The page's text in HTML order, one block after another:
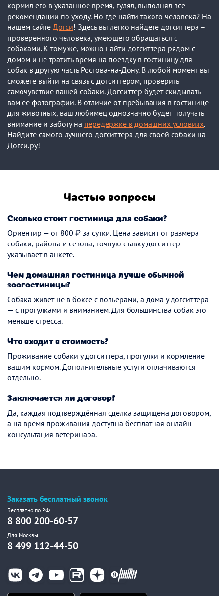
кормил его в указанное время, гулял, выполнял все
рекомендации по уходу. Но где найти такого человека? На
нашем сайте Догси! Здесь вы легко найдете догситтера –
проверенного человека, умеющего обращаться с
собаками. К тому же, можно найти догситтера рядом с
домом и не тратить время на поездку в гостиницу для
собак в другую часть Ростова-на-Дону. В любой момент вы
сможете выйти на связь с догситтером, проверить
самочувствие вашей собаки. Догситтер будет скидывать
вам ее фотографии. В отличие от пребывания в гостинице
для животных, ваш любимец однозначно будет получать
внимание и заботу на передержке в домашних условиях.
Найдите самого лучшего догситтера для своей собаки на
Догси.ру!
Частые вопросы
Сколько стоит гостиница для собаки?
Ориентир — от 800 ₽ за сутки. Цена зависит от размера
собаки, района и сезона; точную ставку догситтер
указывает в анкете.
Чем домашняя гостиница лучше обычной
зоогостиницы?
Собака живёт не в боксе с вольерами, а дома у догситтера
— с прогулками и вниманием. Для большинства собак это
меньше стресса.
Что входит в стоимость?
Проживание собаки у догситтера, прогулки и кормление
вашим кормом. Дополнительные услуги оплачиваются
отдельно.
Заключается ли договор?
Да, каждая подтверждённая сделка защищена договором,
а на время проживания доступна бесплатная онлайн-
консультация ветеринара.
Заказать бесплатный звонок
Бесплатно по РФ
8 800 200-60-57
Для Москвы
8 499 112-44-50